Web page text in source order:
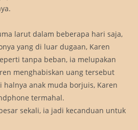
larut dalam beberapa hari saja,
yang di luar dugaan, Karen
tanpa beban, ia melupakan
menghabiskan uang tersebut
anak muda borjuis, Karen
termahal.
sekali, ia jadi kecanduan untuk